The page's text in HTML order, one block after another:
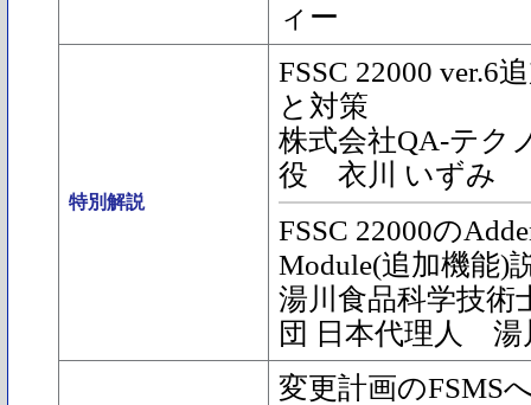
ィー
特別解説
FSSC 22000 ver.6
と対策
株式会社QA-テク
役 衣川 いずみ
FSSC 22000の
Module(追加機能)
湯川食品科学技
団 日本代理人 湯
変更計画のFSMS